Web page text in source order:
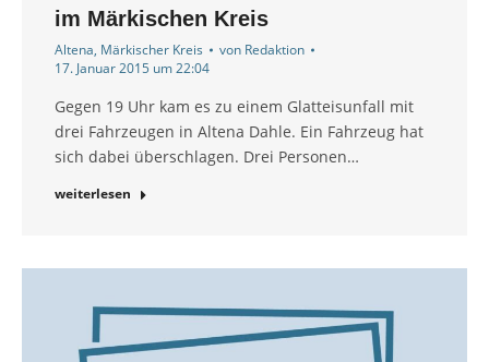
im Märkischen Kreis
Altena, Märkischer Kreis von Redaktion
17. Januar 2015 um 22:04
Gegen 19 Uhr kam es zu einem Glatteisunfall mit
drei Fahrzeugen in Altena Dahle. Ein Fahrzeug hat
sich dabei überschlagen. Drei Personen…
weiterlesen